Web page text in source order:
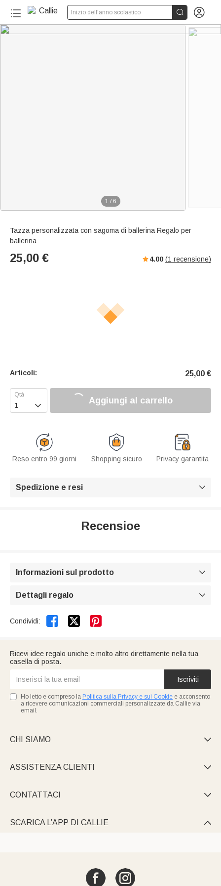
Inizio dell'anno scolastico  
1 / 6
Tazza personalizzata con sagoma di ballerina Regalo per
ballerina
25,00 € 4.00 (1 recensione)
Articoli: 25,00 €
 Aggiungi al carrello
Reso entro 99 giorni Shopping sicuro Privacy garantita
Spedizione e resi 
Recensioe
Informazioni sul prodotto 
Dettagli regalo 
Condividi:  
Ricevi idee regalo uniche e molto altro direttamente nella tua
casella di posta.
Iscriviti
Ho letto e compreso la Politica sulla Privacy e sui Cookie e acconsento
a ricevere comunicazioni commerciali personalizzate da Callie via
email.
CHI SIAMO 
ASSISTENZA CLIENTI 
CONTATTACI 
SCARICA L’APP DI CALLIE 